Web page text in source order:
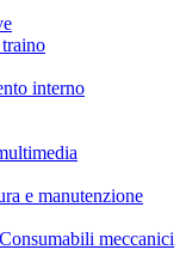
interno
e manutenzione
Consumabili meccanici